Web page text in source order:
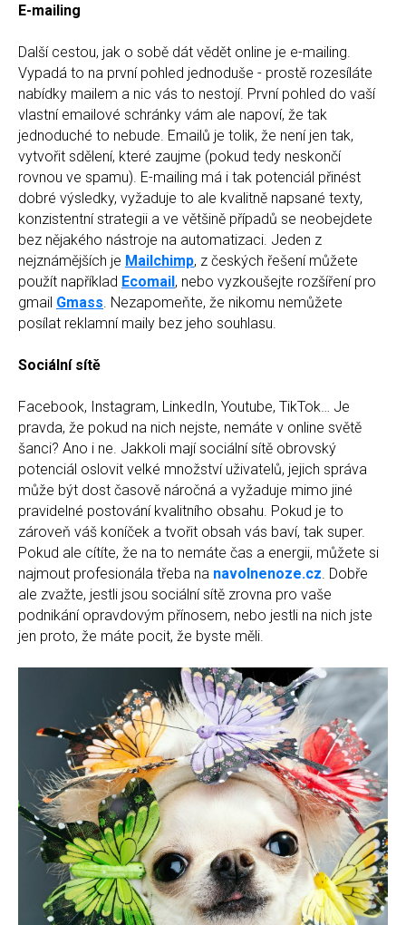
E-mailing
Další cestou, jak o sobě dát vědět online je e-mailing.
Vypadá to na první pohled jednoduše - prostě rozesíláte
nabídky mailem a nic vás to nestojí. První pohled do vaší
vlastní emailové schránky vám ale napoví, že tak
jednoduché to nebude. Emailů je tolik, že není jen tak,
vytvořit sdělení, které zaujme (pokud tedy neskončí
rovnou ve spamu). E-mailing má i tak potenciál přinést
dobré výsledky, vyžaduje to ale kvalitně napsané texty,
konzistentní strategii a ve většině případů se neobejdete
bez nějakého nástroje na automatizaci. Jeden z
nejznámějších je Mailchimp, z českých řešení můžete
použít například Ecomail, nebo vyzkoušejte rozšíření pro
gmail Gmass . Nezapomeňte, že nikomu nemůžete
posílat reklamní maily bez jeho souhlasu.
Sociální sítě
Facebook, Instagram, LinkedIn, Youtube, TikTok… Je
pravda, že pokud na nich nejste, nemáte v online světě
šanci? Ano i ne. Jakkoli mají sociální sítě obrovský
potenciál oslovit velké množství uživatelů, jejich správa
může být dost časově náročná a vyžaduje mimo jiné
pravidelné postování kvalitního obsahu. Pokud je to
zároveň váš koníček a tvořit obsah vás baví, tak super.
Pokud ale cítíte, že na to nemáte čas a energii, můžete si
najmout profesionála třeba na navolnenoze.cz . Dobře
ale zvažte, jestli jsou sociální sítě zrovna pro vaše
podnikání opravdovým přínosem, nebo jestli na nich jste
jen proto, že máte pocit, že byste měli.